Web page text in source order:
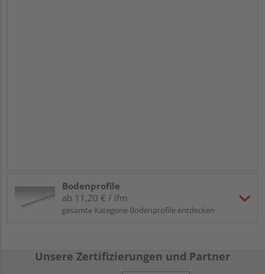
Bodenprofile
ab 11,20 € / lfm
gesamte Kategorie Bodenprofile entdecken
Unsere Zertifizierungen und Partner